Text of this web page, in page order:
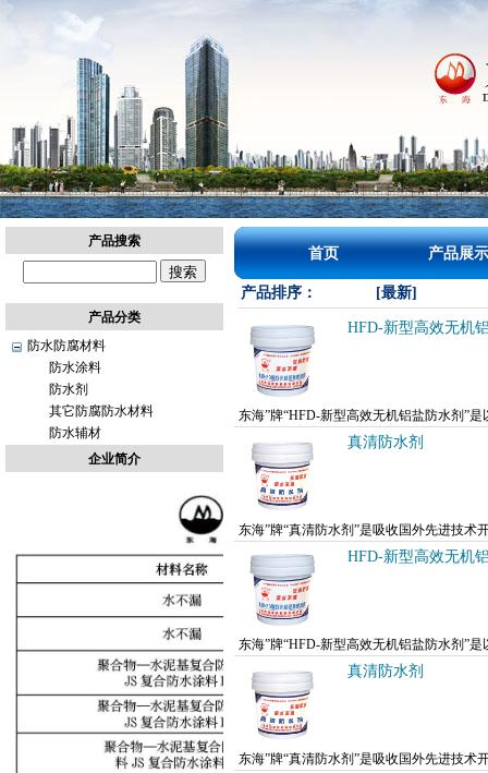
产品搜索
产品分类
防水防腐材料
防水涂料
防水剂
其它防腐防水材料
防水辅材
企业简介
上
建
定
信
首页 产品展示
产品排序： [最新]
HFD-新型高效无机
东海”牌“HFD-新型高效无机铝盐防水剂”
用，在砂浆凝结硬化的过程中，生成复盐
真清防水剂
东海”牌“真清防水剂”是吸收国外先进技
效果突出。
HFD-新型高效无机
东海”牌“HFD-新型高效无机铝盐防水剂”
用，在砂浆凝结硬化的过程中，生成复盐
真清防水剂
东海”牌“真清防水剂”是吸收国外先进技